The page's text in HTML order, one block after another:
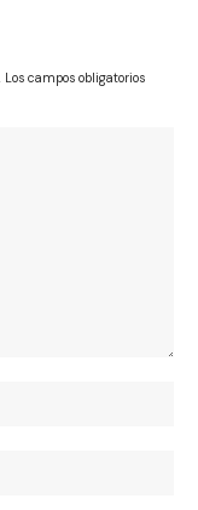
Los campos obligatorios